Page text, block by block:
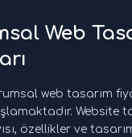
Web
web tasarım
Website
özellikler ve